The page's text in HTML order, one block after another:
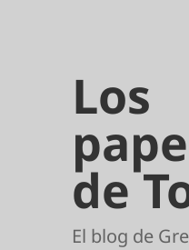
Los
de
El blog de